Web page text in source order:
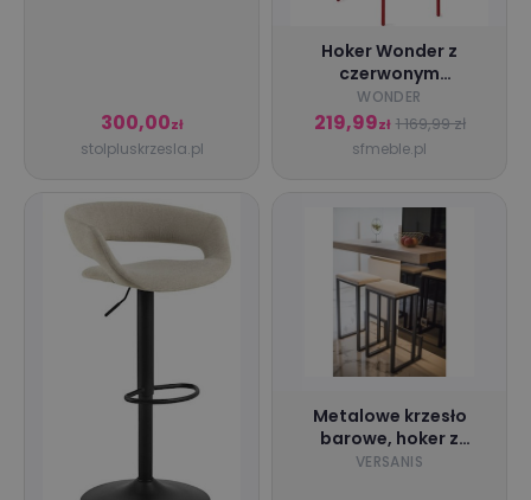
300,00zł
stolpluskrzesla.pl
Hoker Wonder z
czerwonym
metalowym stelażem,
siedziskiem z dębu o
wymiarach 40x48x100
WONDER
219,99zł 1 169,99 zł
sfmeble.pl
Metalowe krzesło
barowe, hoker z
podnóżkiem - Biały
VERSANIS